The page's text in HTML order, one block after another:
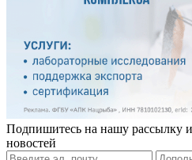
Подпишитесь на нашу рассылку и
новостей